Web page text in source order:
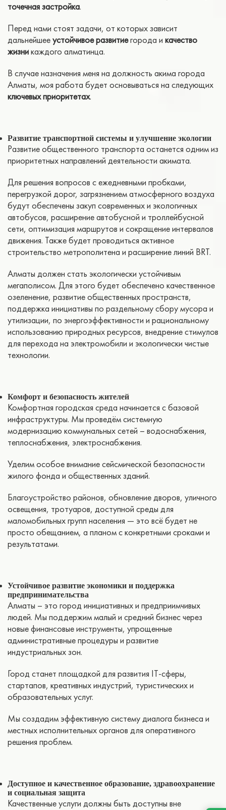
точечная застройка.
Перед нами стоят задачи, от которых зависит
дальнейшееустойчивое развитиегорода и качество
жизникаждого алматинца.
В случае назначения меня на должность акима города
Алматы, моя работа будет основываться на следующих
ключевых приоритетах.
Развитие транспортной системы и улучшение экологии
Развитие общественного транспорта останется одним из
приоритетных направлений деятельности акимата.
Для решения вопросов с ежедневными пробками,
перегрузкой дорог, загрязнением атмосферного воздуха
будут обеспечены закуп современных и экологичных
автобусов, расширение автобусной и троллейбусной
сети, оптимизация маршрутов и сокращение интервалов
движения. Также будет проводиться активное
строительство метрополитена и расширение линий BRT.
Алматы должен стать экологически устойчивым
мегаполисом. Для этого будет обеспечено качественное
озеленение, развитие общественных пространств,
поддержка инициативы по раздельному сбору мусора и
утилизации, по энергоэффективности и рациональному
использованию природных ресурсов, внедрение стимулов
для перехода на электромобили и экологически чистые
технологии.
Комфорт и безопасность жителей
Комфортная городская среда начинается с базовой
инфраструктуры. Мы проведём системную
модернизацию коммунальных сетей – водоснабжения,
теплоснабжения, электроснабжения.
Уделим особое внимание сейсмической безопасности
жилого фонда и общественных зданий.
Благоустройство районов, обновление дворов, уличного
освещения, тротуаров, доступной среды для
маломобильных групп населения — это всё будет не
просто обещанием, а планом с конкретными сроками и
результатами.
Устойчивое развитие экономики и поддержка
предпринимательства
Алматы – это город инициативных и предприимчивых
людей. Мы поддержим малый и средний бизнес через
новые финансовые инструменты, упрощенные
административные процедуры и развитие
индустриальных зон.
Город станет площадкой для развития IT-сферы,
стартапов, креативных индустрий, туристических и
образовательных услуг.
Мы создадим эффективную систему диалога бизнеса и
местных исполнительных органов для оперативного
решения проблем.
Доступное и качественное образование, здравоохранение
и социальная защита
Качественные услуги должны быть доступны вне